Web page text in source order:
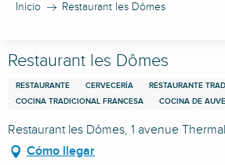
Inicio Restaurant les Dômes
Restaurant les Dômes
RESTAURANTE CERVECERÍA
RESTAURANTE
COCINA TRADICIONAL FRANCESA
COCINA DE
Restaurant les Dômes, 1 avenue
Cómo llegar